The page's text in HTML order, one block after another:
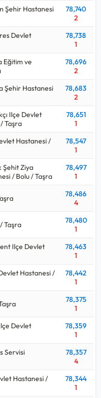
Şehir Hastanesi
78,740
2
Devlet
78,738
1
Eğitim ve
78,696
2
Şehir Hastanesi
78,683
2
Ilçe Devlet
Taşra
78,651
1
Hastanesi /
78,547
1
Şehit Ziya
/ Bolu / Taşra
78,497
1
78,486
4
Taşra
78,480
1
Ilçe Devlet
78,463
1
Hastanesi /
78,442
1
78,375
1
Devlet
78,359
1
Servisi
78,357
4
Hastanesi /
78,344
1